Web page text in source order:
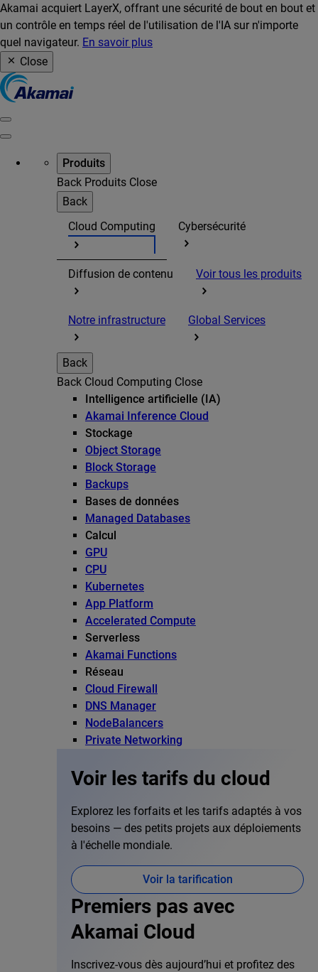
Akamai acquiert LayerX, offrant une sécurité de bout en bout et
un contrôle en temps réel de l'utilisation de l'IA sur n'importe
quel navigateur. En savoir plus
Close
Produits
Back Produits Close
Back
Cloud Computing
Cybersécurité
Diffusion de contenu Voir tous les produits
Notre infrastructure Global Services
Back
Back Cloud Computing Close
Intelligence artificielle (IA)
Akamai Inference Cloud
Stockage
Object Storage
Block Storage
Backups
Bases de données
Managed Databases
Calcul
GPU
CPU
Kubernetes
App Platform
Accelerated Compute
Serverless
Akamai Functions
Réseau
Cloud Firewall
DNS Manager
NodeBalancers
Private Networking
Voir les tarifs du cloud
Explorez les forfaits et les tarifs adaptés à vos
besoins — des petits projets aux déploiements
à l'échelle mondiale.
Voir la tarification
Premiers pas avec
Akamai Cloud
Inscrivez-vous dès aujourd’hui et profitez des